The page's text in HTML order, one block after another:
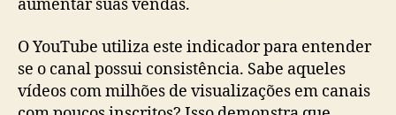
aumentar suas vendas.
O YouTube utiliza este indicador para entender
se o canal possui consistência. Sabe aqueles
vídeos com milhões de visualizações em canais